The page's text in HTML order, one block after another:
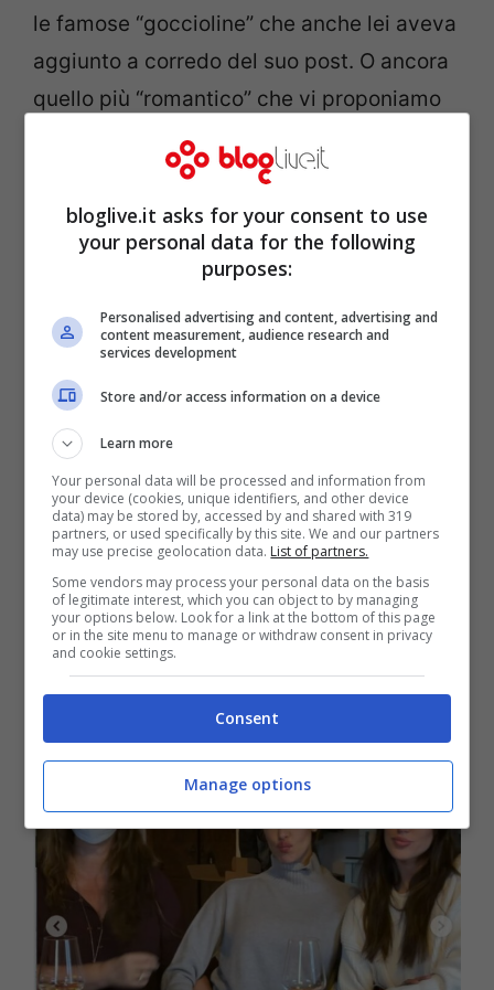
le famose “goccioline” che anche lei aveva
aggiunto a corredo del suo post. O ancora
quello più “romantico” che vi proponiamo
FORSE TI INTERESSA ANCHE >>>Belen
Rodriguez batte un curioso record: è la
29ma volta che accade
Settimana sulla neve, c’è
anche la famiglia
bloglive.it asks for your consent to use
your personal data for the following
purposes:
Personalised advertising and content, advertising and
content measurement, audience research and
services development
Store and/or access information on a device
Learn more
Your personal data will be processed and information from
your device (cookies, unique identifiers, and other device
data) may be stored by, accessed by and shared with 319
partners, or used specifically by this site. We and our partners
may use precise geolocation data. List of partners.
Some vendors may process your personal data on the basis
of legitimate interest, which you can object to by managing
your options below. Look for a link at the bottom of this page
or in the site menu to manage or withdraw consent in privacy
and cookie settings.
Consent
Manage options